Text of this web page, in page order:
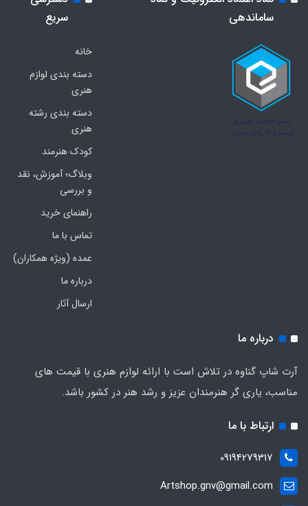
ساماندهی
سریع
خانه
دسته بندی لوازم
هنری
دسته بندی رشته
هنری
کودک هنرمند
وبلاگ؛ آموزش، نقد
و بررسی
راهنمای خرید
تماس با ما
عمده (ویژه همکاران)
درباره ما
ارسال آثار
درباره ما
آرت شاپ گناوه در تلاش است با ارائه لوازم هنری با قیمت های
مناسب، یاری گر هنرمندان عزیز و رشد هنر در کشور باشد.
ارتباط با ما
09194279317
Artshop.gnv@gmail.com